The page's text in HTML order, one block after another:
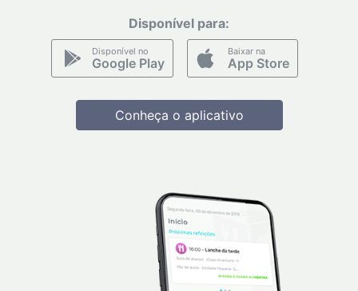
Disponível para:
Disponível no
Google Play
Baixar na
App Store
Conheça o aplicativo